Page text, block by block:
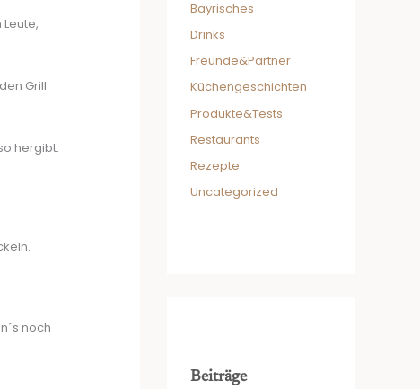
Grill
hergibt.
noch
Bayrisches
Drinks
Freunde&Partner
Küchengeschichten
Produkte&Tests
Restaurants
Rezepte
Uncategorized
Beiträge